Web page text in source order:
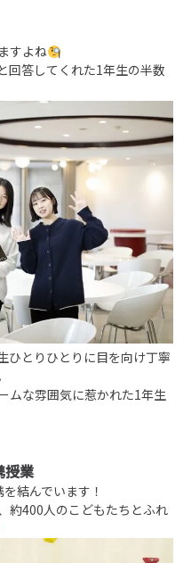
すよね
回答してくれた1年生の半数
ひとりひとりに目を向け丁寧
ムな雰囲気に惹かれた1年生
授業
結んでいます！
約400人のこどもたちとふれ